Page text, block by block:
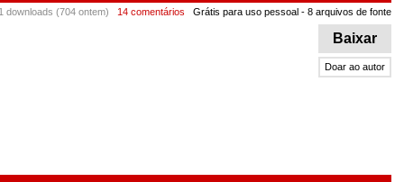
downloads (704 ontem) 14 comentários Grátis para uso pessoal - 8 arquivos de fonte
Baixar
Doar ao autor